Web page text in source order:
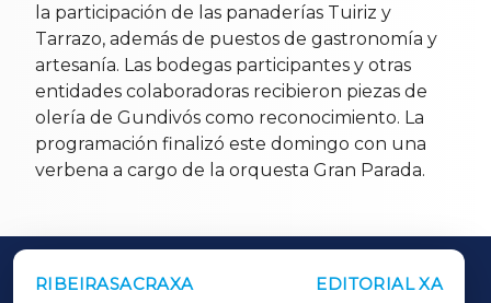
la participación de las panaderías Tuiriz y
Tarrazo, además de puestos de gastronomía y
artesanía. Las bodegas participantes y otras
entidades colaboradoras recibieron piezas de
olería de Gundivós como reconocimiento. La
programación finalizó este domingo con una
verbena a cargo de la orquesta Gran Parada.
RIBEIRASACRAXA EDITORIAL XA
OUTROS PERIÓDICOS